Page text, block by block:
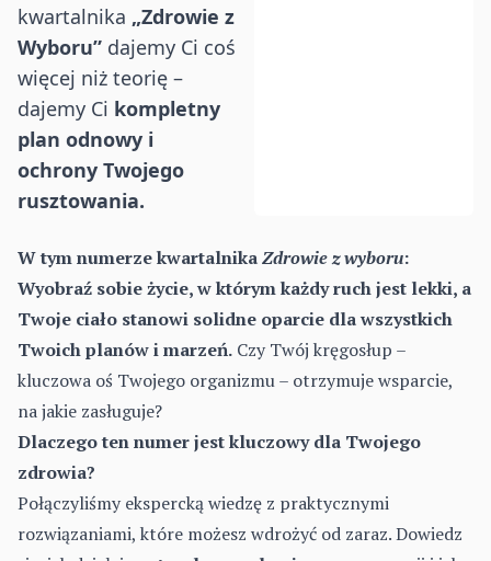
kwartalnika „Zdrowie z
Wyboru” dajemy Ci coś
więcej niż teorię –
dajemy Ci kompletny
plan odnowy i
ochrony Twojego
rusztowania.
W tym numerze kwartalnikaZdrowie z wyboru:
Wyobraź sobie życie, w którym każdy ruch jest lekki, a
Twoje ciało stanowi solidne oparcie dla wszystkich
Twoich planów i marzeń. Czy Twój kręgosłup –
kluczowa oś Twojego organizmu – otrzymuje wsparcie,
na jakie zasługuje?
Dlaczego ten numer jest kluczowy dla Twojego
zdrowia?
Połączyliśmy ekspercką wiedzę z praktycznymi
rozwiązaniami, które możesz wdrożyć od zaraz. Dowiedz